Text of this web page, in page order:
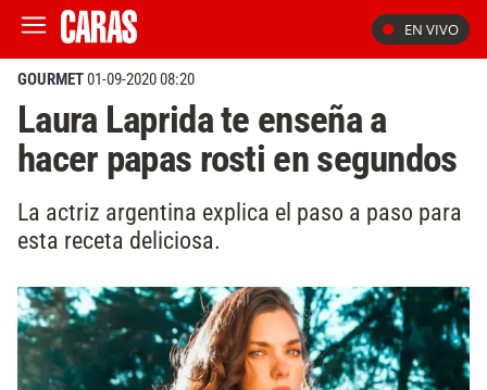
EN VIVO
GOURMET01-09-2020 08:20
Laura Laprida te enseña a
hacer papas rosti en segundos
La actriz argentina explica el paso a paso para
esta receta deliciosa.